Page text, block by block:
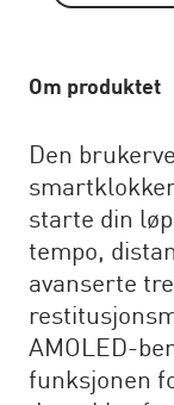
Om produktet
Den
starte din
tempo,
avanserte
AMOLED-
funksjonen